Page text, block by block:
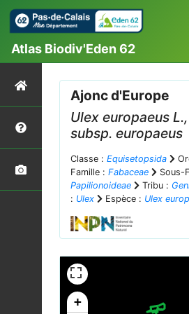
Atlas Biodiv'Eden 62
Ajonc d'Europe
Ulex europaeus
subsp. europaeus
Classe : Equisetopsida
Famille : Fabaceae
Sous-
Papilionoideae
Tribu :
: Ulex Espèce : Ulex
+